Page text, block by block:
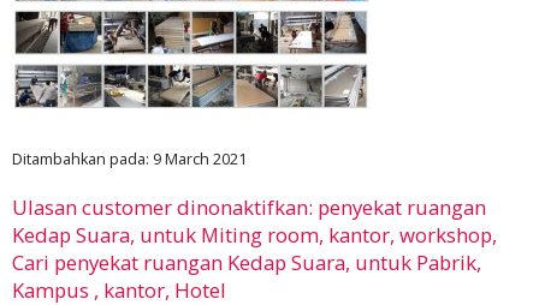
Ditambahkan pada: 9 March 2021
Ulasan customer dinonaktifkan: penyekat ruangan
Kedap Suara, untuk Miting room, kantor, workshop,
Cari penyekat ruangan Kedap Suara, untuk Pabrik,
Kampus , kantor, Hotel